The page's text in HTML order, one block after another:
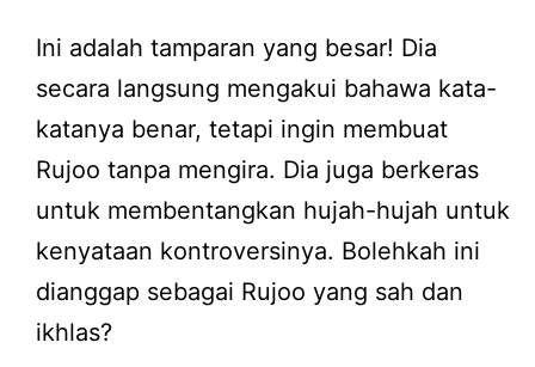
Ini adalah tamparan yang besar! Dia
secara langsung mengakui bahawa kata-
katanya benar, tetapi ingin membuat
Rujoo tanpa mengira. Dia juga berkeras
untuk membentangkan hujah-hujah untuk
kenyataan kontroversinya. Bolehkah ini
dianggap sebagai Rujoo yang sah dan
ikhlas?